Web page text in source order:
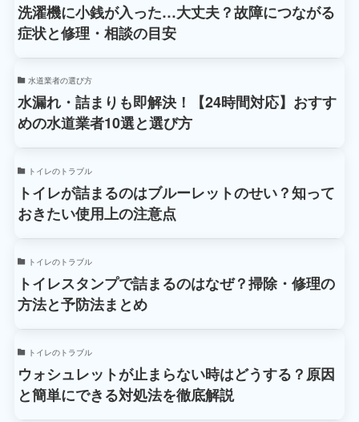
洗濯機に小銭が入った…大丈夫？故障につながる
症状と修理・相談の目安
水道業者の選び方
水漏れ・詰まりも即解決！【24時間対応】おすす
めの水道業者10選と選び方
トイレのトラブル
トイレが詰まるのはブルーレットのせい？知って
おきたい使用上の注意点
トイレのトラブル
トイレスタンプで詰まるのはなぜ？掃除・修理の
方法と予防法まとめ
トイレのトラブル
ウォシュレットが止まらない時はどうする？原因
と簡単にできる対処法を徹底解説